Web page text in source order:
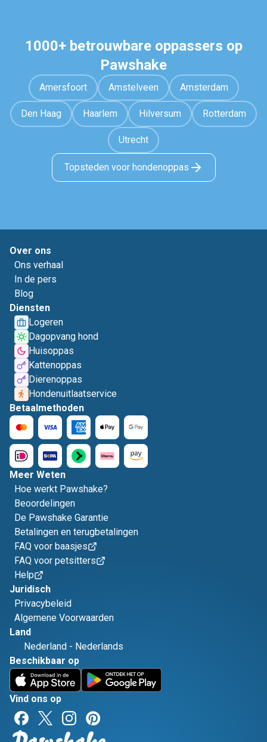
1000+ betrouwbare oppassers op
Pawshake
Amersfoort Amstelveen Amsterdam
Den Haag Haarlem Hilversum Rotterdam
Utrecht
Topsteden voor hondenoppas
Over ons
Ons verhaal
In de pers
Blog
Diensten
Logeren
Dagopvang hond
Huisoppas
Kattenoppas
Dierenoppas
Hondenuitlaatservice
Betaalmethoden
Meer Weten
Hoe werkt Pawshake?
Beoordelingen
De Pawshake Garantie
Betalingen en terugbetalingen
FAQ voor baasjes
FAQ voor petsitters
Help
Juridisch
Privacybeleid
Algemene Voorwaarden
Land
Nederland - Nederlands
Beschikbaar op
Vind ons op